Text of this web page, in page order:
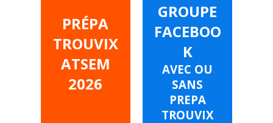
PRÉPA
TROUVIX
ATSEM
2026
GROUPE
FACEBOO
K
AVEC OU
SANS
PREPA
TROUVIX